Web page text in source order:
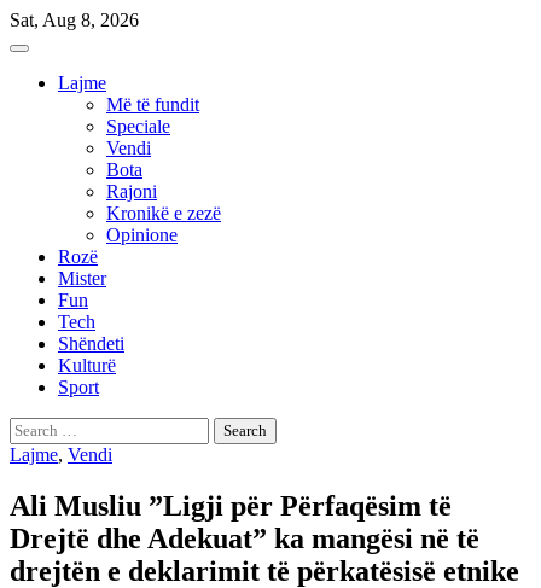
Skip
to
Sat, Aug 8, 2026
Lajme
Më të fundit
Speciale
Vendi
Bota
Rajoni
Kronikë e zezë
Opinione
Rozë
Mister
Fun
Tech
Shëndeti
Kulturë
Sport
Search
for:
Lajme, Vendi
Ali Musliu ”Ligji për Përfaqësim të
Drejtë dhe Adekuat” ka mangësi në të
drejtën e deklarimit të përkatësisë etnike